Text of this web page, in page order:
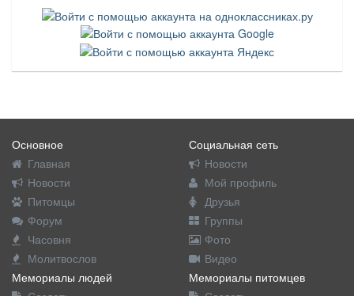
Основное
Главная
Новости
Питомцы
Форум
Часовня
Молитвослов
Социальная сеть
Новости
Мой профиль
Друзья
Группы
Фото
Видео
Мемориалы людей
Мемориалы питомцев